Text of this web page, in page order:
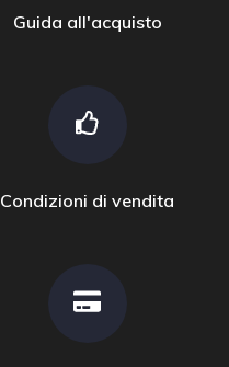
Guida all'acquisto
Condizioni di vendita